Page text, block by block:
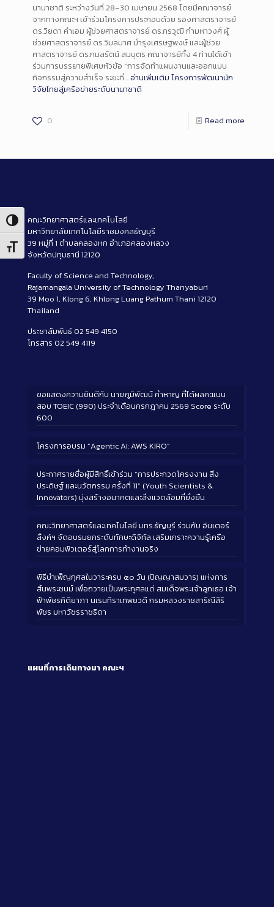
Toggle High Contrast
Toggle Font size
นานาชาติ ระหว่างวันที่ 28–30 เมษายน 2568 โดยมีคณาจารย์
จากทางคณะฯ เข้าร่วมโครงการประกอบด้วย รองศาสตราจารย์
ดร.วิยดา คำเอม ผู้ช่วยศาสตราจารย์ ดร.กรวุฒิ กำมหาวงศ์ ผู้
ช่วยศาสตราจารย์ ดร.วิมลมาศ บำรุงเศรษฐพงษ์ และผู้ช่วย
ศาสตราจารย์ ดร.กมลรัตน์ สมบุตร คณาจารย์ทั้ง 4 ท่านได้เข้า
ร่วมการบรรยายพิเศษหัวข้อ “การจัดทำแผนงานและออกแบบ
กิจกรรมสู่ความสำเร็จ ระยะที่…อ่านเพิ่มเติม โครงการพัฒนานัก
วิจัยไทยสู่เครือข่ายระดับนานาชาติ
0 Read more
คณะวิทยาศาสตร์และเทคโนโลยี
มหาวิทยาลัยเทคโนโลยีราชมงคลธัญบุรี
39 หมู่ที่ 1 ตำบลคลองหก อำเภอคลองหลวง
จังหวัดปทุมธานี 12120
Faculty of Science and Technology,
Rajamangala University of Technology Thanyaburi
39 Moo 1, Klong 6, Khlong Luang Pathum Thani 12120
Thailand
ประชาสัมพันธ์ 02 549 4150
โทรสาร 02 549 4119
ขอแสดงความยินดีกับ นายภูมิพัฒน์ คำหาญ ที่ได้ผลคะแนน
สอบ TOEIC (990) ประจำเดือนกรกฎาคม 2569 Score ระดับ
600
โครงการอบรม “Agentic AI: AWS KIRO”
ประกาศรายชื่อผู้มีสิทธิ์เข้าร่วม “การประกวดโครงงาน สิ่ง
ประดิษฐ์ และนวัตกรรม ครั้งที่ 11” (Youth Scientists &
Innovators) มุ่งสร้างอนาคตและสิ่งแวดล้อมที่ยั่งยืน
คณะวิทยาศาสตร์และเทคโนโลยี มทร.ธัญบุรี ร่วมกับ อินเตอร์
ลิ้งค์ฯ จัดอบรมยกระดับทักษะดิจิทัล เสริมเกราะความรู้เครือ
ข่ายคอมพิวเตอร์สู่โลกการทำงานจริง
พิธีบำเพ็ญกุศลในวาระครบ ๕๐ วัน (ปัญญาสมวาร) แห่งการ
สิ้นพระชนม์ เพื่อถวายเป็นพระกุศลแด่ สมเด็จพระเจ้าลูกเธอ เจ้า
ฟ้าพัชรกิติยาภา นเรนทิราเทพยวดี กรมหลวงราชสาริณีสิริ
พัชร มหาวัชรราชธิดา
แผนที่การเดินทางมา คณะฯ